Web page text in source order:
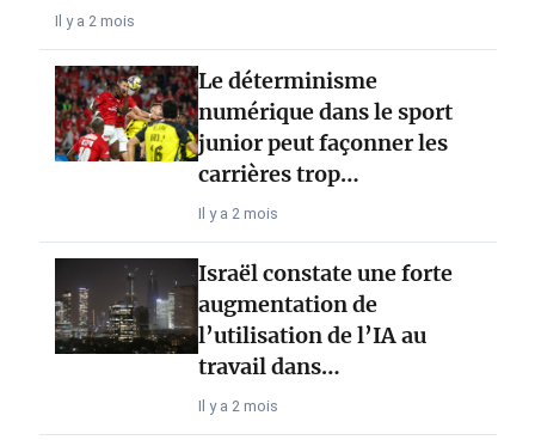
Il y a 2 mois
Le déterminisme
numérique dans le sport
junior peut façonner les
carrières trop…
Il y a 2 mois
Israël constate une forte
augmentation de
l’utilisation de l’IA au
travail dans…
Il y a 2 mois